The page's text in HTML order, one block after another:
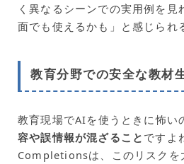
く異なるシーンでの実用例を見
面でも使えるかも」と感じられ
教育分野での安全な教材
教育現場でAIを使うときに怖い
容や誤情報が混ざること ですよ
Completionsは、このリスクを